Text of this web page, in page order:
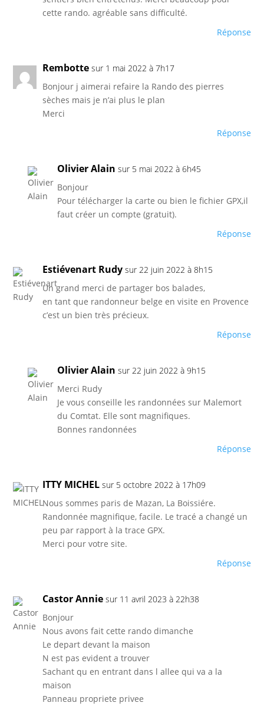
cette rando. agréable sans difficulté.
Réponse
Rembotte sur 1 mai 2022 à 7h17
Bonjour j aimerai refaire la Rando des pierres
sèches mais je n’ai plus le plan
Merci
Réponse
Olivier Alain sur 5 mai 2022 à 6h45
Bonjour
Pour télécharger la carte ou bien le fichier GPX,il
faut créer un compte (gratuit).
Réponse
Estiévenart Rudy sur 22 juin 2022 à 8h15
Un grand merci de partager bos balades,
en tant que randonneur belge en visite en Provence
c’est un bien très précieux.
Réponse
Olivier Alain sur 22 juin 2022 à 9h15
Merci Rudy
Je vous conseille les randonnées sur Malemort
du Comtat. Elle sont magnifiques.
Bonnes randonnées
Réponse
ITTY MICHEL sur 5 octobre 2022 à 17h09
Nous sommes paris de Mazan, La Boissiére.
Randonnée magnifique, facile. Le tracé a changé un
peu par rapport à la trace GPX.
Merci pour votre site.
Réponse
Castor Annie sur 11 avril 2023 à 22h38
Bonjour
Nous avons fait cette rando dimanche
Le depart devant la maison
N est pas evident a trouver
Sachant qu en entrant dans l allee qui va a la
maison
Panneau propriete privee